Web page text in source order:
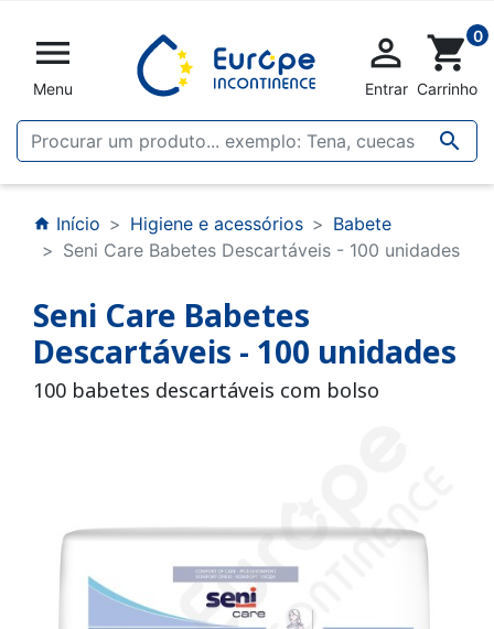

Menu


Entrar
shopping_cart 0
Carrinho
home Início Higiene e acessórios
Babete
Seni Care Babetes Descartáveis - 100 unidades
Seni Care Babetes
Descartáveis - 100 unidades
100 babetes descartáveis com bolso